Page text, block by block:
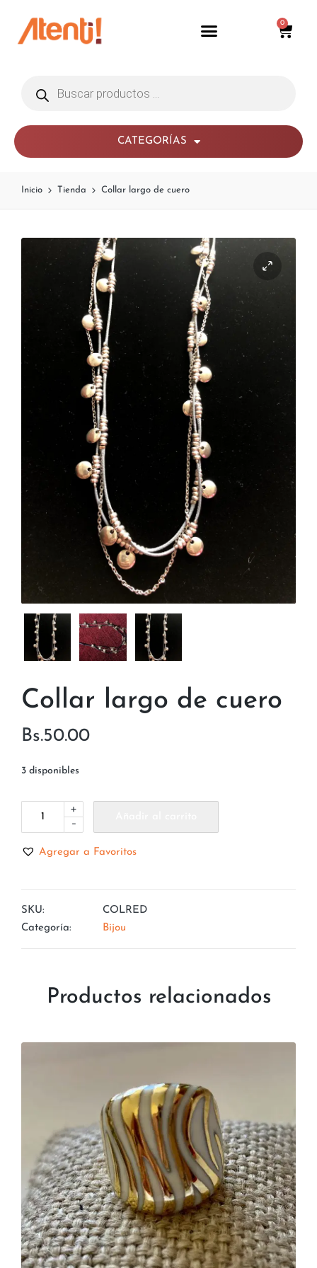
0
CATEGORÍAS
Inicio Tienda Collar largo de cuero
Collar largo de cuero
Bs.50.00
3 disponibles
-
+
Agregar a Favoritos
SKU:
COLRED
Categoría:
Bijou
Productos relacionados